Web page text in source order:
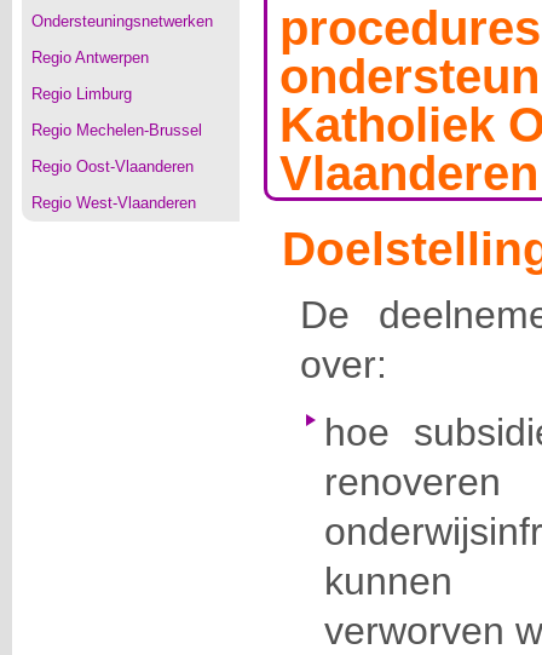
Ondersteuningsnetwerken
Regio Antwerpen
Regio Limburg
Regio Mechelen-Brussel
Regio Oost-Vlaanderen
Regio West-Vlaanderen
Katholiek
Vlaanderen
De
over:
hoe
kunnen
verworven